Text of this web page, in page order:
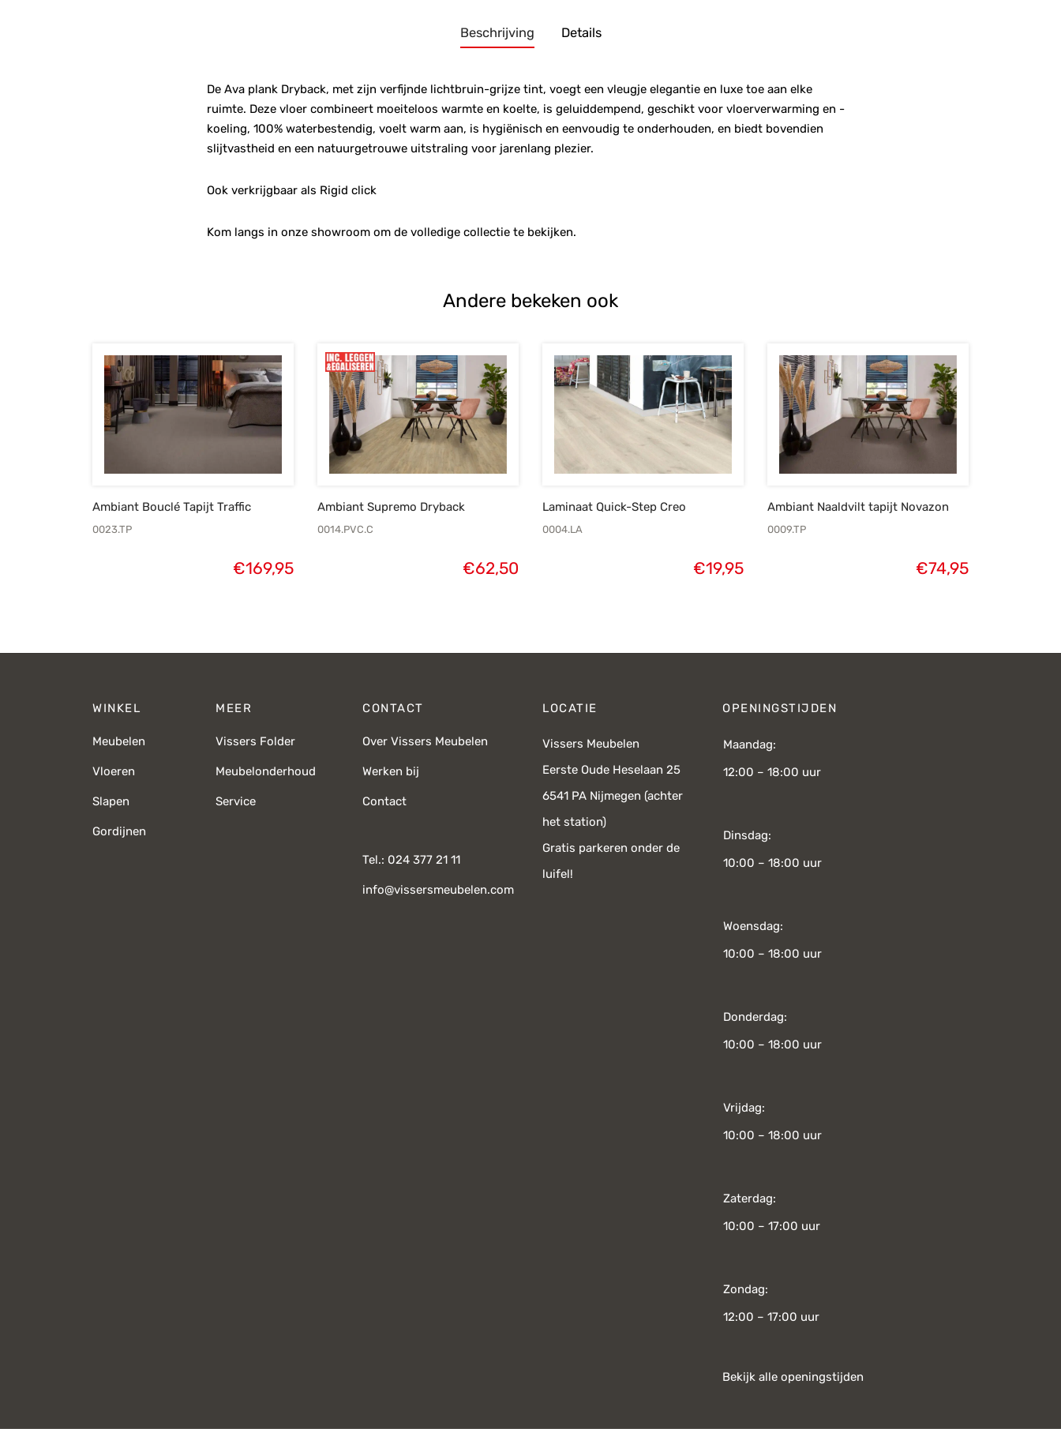
Beschrijving Details
De Ava plank Dryback, met zijn verfijnde lichtbruin-grijze tint, voegt een vleugje elegantie en luxe toe aan elke
ruimte. Deze vloer combineert moeiteloos warmte en koelte, is geluiddempend, geschikt voor vloerverwarming en -
koeling, 100% waterbestendig, voelt warm aan, is hygiënisch en eenvoudig te onderhouden, en biedt bovendien
slijtvastheid en een natuurgetrouwe uitstraling voor jarenlang plezier.
Ook verkrijgbaar als Rigid click
Kom langs in onze showroom om de volledige collectie te bekijken.
Andere bekeken ook
Ambiant Bouclé Tapijt Traffic
0023.TP
€169,95
Ambiant Supremo Dryback
0014.PVC.C
€62,50
Laminaat Quick-Step Creo
0004.LA
€19,95
Ambiant Naaldvilt tapijt Novazon
0009.TP
€74,95
WINKEL
Meubelen
Vloeren
Slapen
Gordijnen
MEER
Vissers Folder
Meubelonderhoud
Service
CONTACT
Over Vissers Meubelen
Werken bij
Contact
Tel.: 024 377 21 11
info@vissersmeubelen.com
LOCATIE
Vissers Meubelen
Eerste Oude Heselaan 25
6541 PA Nijmegen (achter
het station)
Gratis parkeren onder de
luifel!
OPENINGSTIJDEN
Maandag:
12:00 – 18:00 uur
Dinsdag:
10:00 – 18:00 uur
Woensdag:
10:00 – 18:00 uur
Donderdag:
10:00 – 18:00 uur
Vrijdag:
10:00 – 18:00 uur
Zaterdag:
10:00 – 17:00 uur
Zondag:
12:00 – 17:00 uur
Bekijk alle openingstijden